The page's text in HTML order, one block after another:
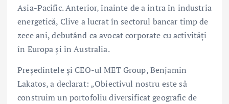
Asia-Pacific. Anterior, înainte de a intra în industria
energetică, Clive a lucrat în sectorul bancar timp de
zece ani, debutând ca avocat corporate cu activități
în Europa și în Australia.
Președintele și CEO-ul MET Group, Benjamin
Lakatos, a declarat: „Obiectivul nostru este să
construim un portofoliu diversificat geografic de